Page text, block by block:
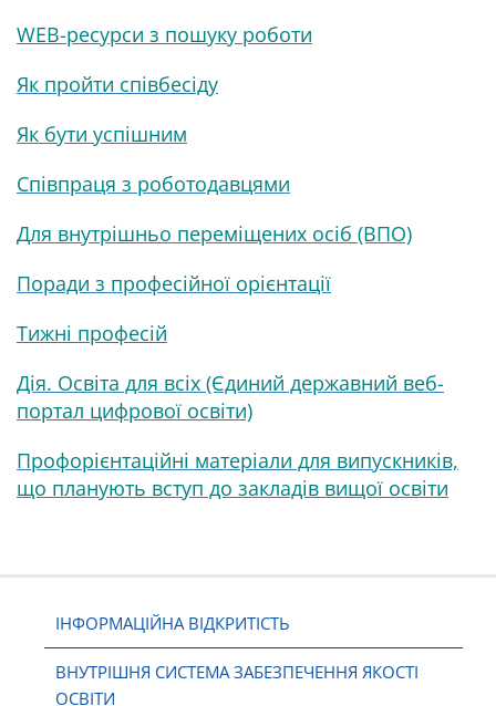
ІНФОРМАЦІЙНА ВІДКРИТІСТЬ
ВНУТРІШНЯ СИСТЕМА ЗАБЕЗПЕЧЕННЯ ЯКОСТІ
ОСВІТИ
WEB-ресурси з пошуку роботи
Як пройти співбесіду
Як бути успішним
Співпраця з роботодавцями
Для внутрішньо переміщених осіб (ВПО)
Поради з професійної орієнтації
Тижні професій
Дія. Освіта для всіх (Єдиний державний веб-
портал цифрової освіти)
Профорієнтаційні матеріали для випускників,
що планують вступ до закладів вищої освіти